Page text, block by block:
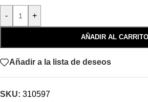
- +
AÑADIR AL CARRITO
Añadir a la lista de deseos
SKU: 310597